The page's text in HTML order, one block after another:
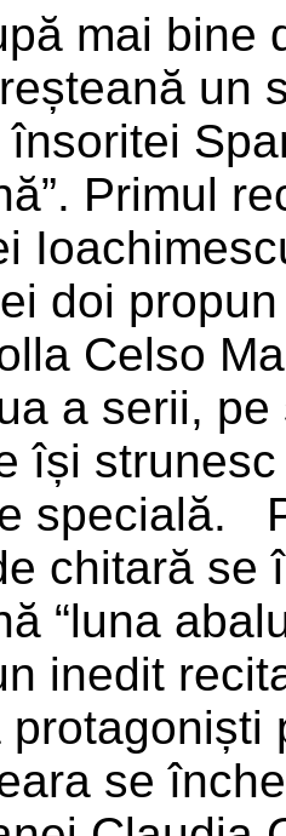
mai bine
un
însoritei
Primul
doi
Celso
a serii,
își
specială.
chitară se
“luna
inedit
se